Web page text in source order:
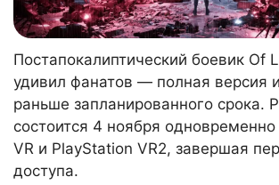
Постапокалиптический боевик Of
удивил фанатов — полная версия
раньше запланированного срока.
состоится 4 ноября
VR и PlayStation VR2, завершая
доступа.